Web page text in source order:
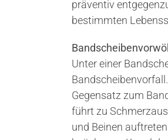
präventiv
bestimmten
Unter einer
Gegensatz zum
führt zu
und Beinen